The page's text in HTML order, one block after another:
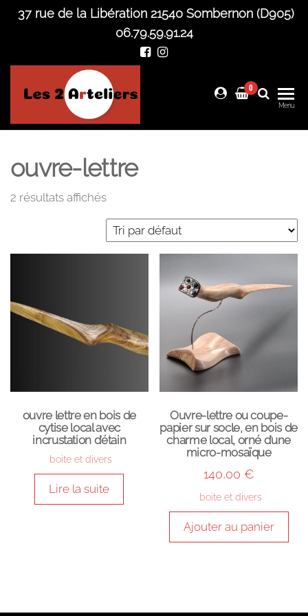
Skip
content
37 rue de la Libération 21540 Sombernon (D905)
06.79.59.91.24
Arteliers
0
Menu
ouvre-lettre
2 résultats affichés
ouvre lettre en bois de
cytise local avec
incrustation d’étain
boite et divers
Lire la suite
Ouvre-lettre ou coupe-
papier sur socle, en bois de
charme local, orné d’une
micro-mosaïque
140,00 €
boite et divers
Ajouter au panier